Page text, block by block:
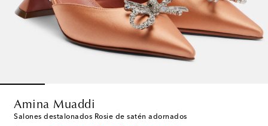
Amina Muaddi
Salones destalonados Rosie de satén adornados